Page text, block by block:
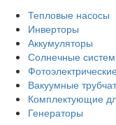
Тепловые насосы
Инверторы
Аккумуляторы
Солнечные
Вакуумные
Комплектующие
Генераторы